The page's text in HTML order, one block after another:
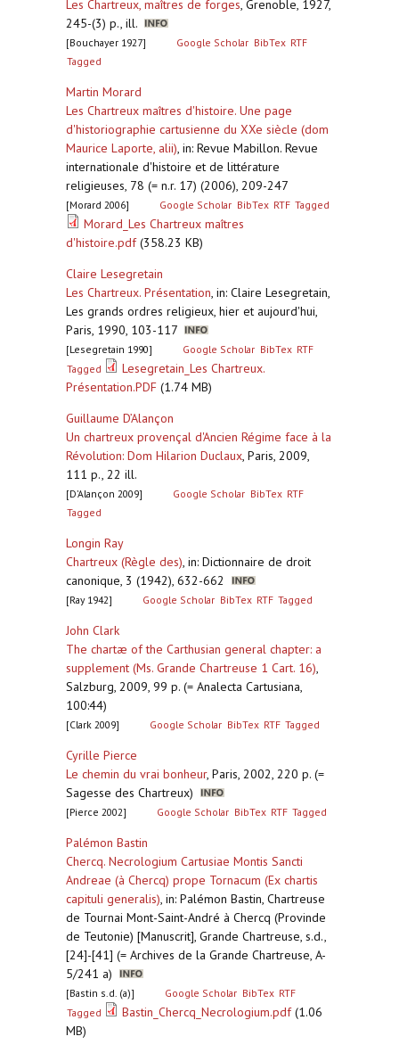
Les Chartreux, maîtres de forges, Grenoble, 1927,
245-(3) p., ill.
[Bouchayer 1927] Google Scholar BibTex RTF
Tagged
Martin Morard
Les Chartreux maîtres d'histoire. Une page
d'historiographie cartusienne du XXe siècle (dom
Maurice Laporte, alii), in: Revue Mabillon. Revue
internationale d'histoire et de littérature
religieuses, 78 (= n.r. 17) (2006), 209-247
[Morard 2006] Google Scholar BibTex RTF Tagged
Morard_Les Chartreux maîtres
d'histoire.pdf(358.23 KB)
Claire Lesegretain
Les Chartreux. Présentation, in: Claire Lesegretain,
Les grands ordres religieux, hier et aujourd'hui,
Paris, 1990, 103-117
[Lesegretain 1990] Google Scholar BibTex RTF
Tagged
Lesegretain_Les Chartreux.
Présentation.PDF (1.74 MB)
Guillaume D’Alançon
Un chartreux provençal d'Ancien Régime face à la
Révolution: Dom Hilarion Duclaux, Paris, 2009,
111 p., 22 ill.
[D’Alançon 2009] Google Scholar BibTex RTF
Tagged
Longin Ray
Chartreux (Règle des), in: Dictionnaire de droit
canonique, 3 (1942), 632-662
[Ray 1942] Google Scholar BibTex RTF Tagged
John Clark
The chartæ of the Carthusian general chapter: a
supplement (Ms. Grande Chartreuse 1 Cart. 16),
Salzburg, 2009, 99 p. (= Analecta Cartusiana,
100:44)
[Clark 2009] Google Scholar BibTex RTF Tagged
Cyrille Pierce
Le chemin du vrai bonheur, Paris, 2002, 220 p. (=
Sagesse des Chartreux)
[Pierce 2002] Google Scholar BibTex RTF Tagged
Palémon Bastin
Chercq. Necrologium Cartusiae Montis Sancti
Andreae (à Chercq) prope Tornacum (Ex chartis
capituli generalis), in: Palémon Bastin, Chartreuse
de Tournai Mont-Saint-André à Chercq (Provinde
de Teutonie) [Manuscrit], Grande Chartreuse, s.d.,
[24]-[41] (= Archives de la Grande Chartreuse, A-
5/241 a)
[Bastin s.d. (a)] Google Scholar BibTex RTF
Tagged
Bastin_Chercq_Necrologium.pdf(1.06
MB)